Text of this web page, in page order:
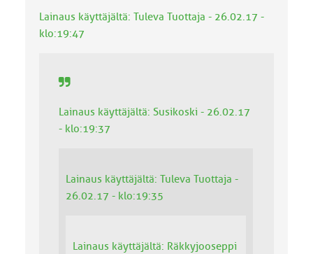
Lainaus käyttäjältä: Tuleva Tuottaja - 26.02.17 -
klo:19:47
Lainaus käyttäjältä: Susikoski - 26.02.17
- klo:19:37
Lainaus käyttäjältä: Tuleva Tuottaja -
26.02.17 - klo:19:35
Lainaus käyttäjältä: Räkkyjooseppi